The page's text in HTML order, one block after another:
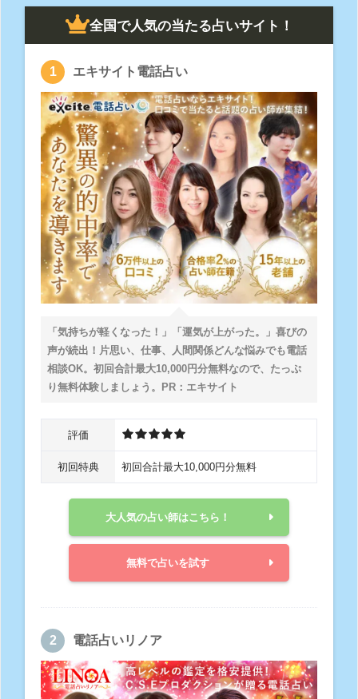
全国で人気の当たる占いサイト！
エキサイト電話占い
「気持ちが軽くなった！」「運気が上がった。」喜びの
声が続出！片思い、仕事、人間関係どんな悩みでも電話
相談OK。 初回合計最大10,000円分無料なので、たっぷ
り無料体験しましょう。PR：エキサイト
評価
初回特典 初回合計最大10,000円分無料
大人気の占い師はこちら！
無料で占いを試す
電話占いリノア